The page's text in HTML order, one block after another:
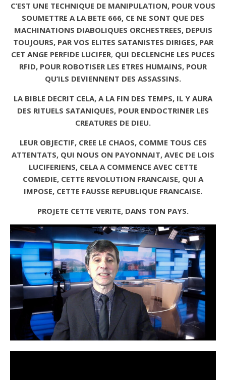
C’EST UNE TECHNIQUE DE MANIPULATION, POUR VOUS
SOUMETTRE A LA BETE 666, CE NE SONT QUE DES
MACHINATIONS DIABOLIQUES ORCHESTREES, DEPUIS
TOUJOURS, PAR VOS ELITES SATANISTES DIRIGES, PAR
CET ANGE PERFIDE LUCIFER, QUI DECLENCHE LES PUCES
RFID, POUR ROBOTISER LES ETRES HUMAINS, POUR
QU’ILS DEVIENNENT DES ASSASSINS.
LA BIBLE DECRIT CELA, A LA FIN DES TEMPS, IL Y AURA
DES RITUELS SATANIQUES, POUR ENDOCTRINER LES
CREATURES DE DIEU.
LEUR OBJECTIF, CREE LE CHAOS, COMME TOUS CES
ATTENTATS, QUI NOUS ON PAYONNAIT, AVEC DE LOIS
LUCIFERIENS, CELA A COMMENCE AVEC CETTE
COMEDIE, CETTE REVOLUTION FRANCAISE, QUI A
IMPOSE, CETTE FAUSSE REPUBLIQUE FRANCAISE.
PROJETE CETTE VERITE, DANS TON PAYS.